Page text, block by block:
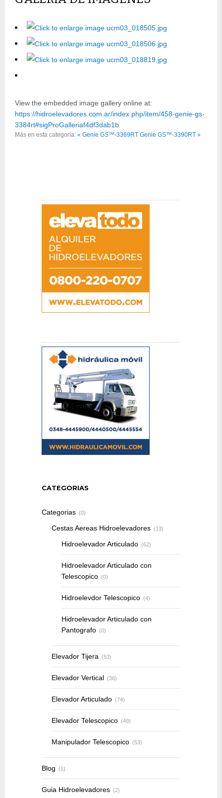
View the embedded image gallery online at:
https://hidroelevadores.com.ar/index.php/item/458-genie-gs-
3384rt#sigProGalleriaf4df3dab1b
Más en esta categoría: « Genie GS™-3369RT Genie GS™-3390RT »
CATEGORIAS
Categorias (0)
Cestas Aereas Hidroelevadores (13)
Hidroelevador Articulado (62)
Hidroelevador Articulado con
Telescopico (0)
Hidroelevdor Telescopico (4)
Hidroelevador Articulado con
Pantografo (0)
Elevador Tijera (53)
Elevador Vertical (36)
Elevador Articulado (74)
Elevador Telescopico (49)
Manipulador Telescopico (53)
Blog (1)
Guia Hidroelevadores (2)